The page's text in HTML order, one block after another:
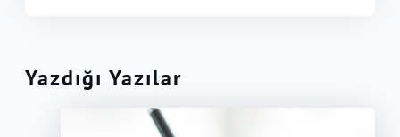
Yazdığı Yazılar